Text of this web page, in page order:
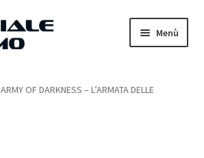
Menù
ARMY OF DARKNESS – L’ARMATA DELLE